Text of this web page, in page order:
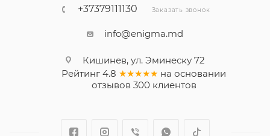
+37379111130 Заказать звонок
info@enigma.md
Кишинев, ул. Эминеску 72
Рейтинг 4.8 ★★★★★ на основании
отзывов 300клиентов